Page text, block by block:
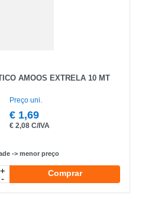
AMOOS EXTRELA 10 MT
Preço uni.
€ 1,69
€ 2,08 C/IVA
-> menor preço
+
-
Comprar